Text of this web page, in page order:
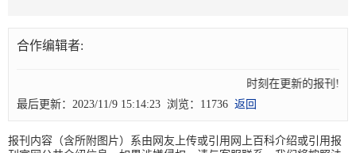
合作编辑者:
时刻在更新的报刊!
最后更新：2023/11/9 15:14:23 浏览：11736 返回
报刊内容（含所附图片）系由网友上传或引用网上百科介绍或引用报